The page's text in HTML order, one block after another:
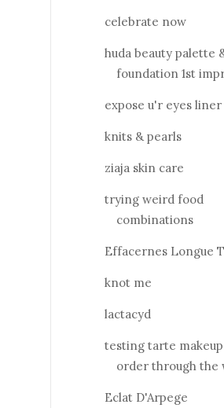
celebrate now
huda beauty palette
foundation 1st
expose u'r eyes liner
knits & pearls
ziaja skin care
trying weird food
combinations
Effacernes Longue
knot me
lactacyd
testing tarte
order through the
Eclat D'Arpege